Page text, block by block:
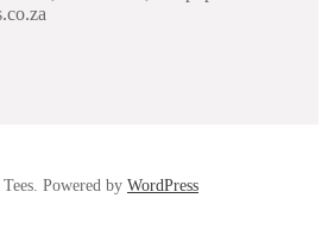
Powered by WordPress